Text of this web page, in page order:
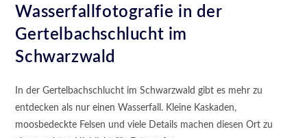
Wasserfallfotografie in der
Gertelbachschlucht im
Schwarzwald
In der Gertelbachschlucht im Schwarzwald gibt es mehr zu
entdecken als nur einen Wasserfall. Kleine Kaskaden,
moosbedeckte Felsen und viele Details machen diesen Ort zu